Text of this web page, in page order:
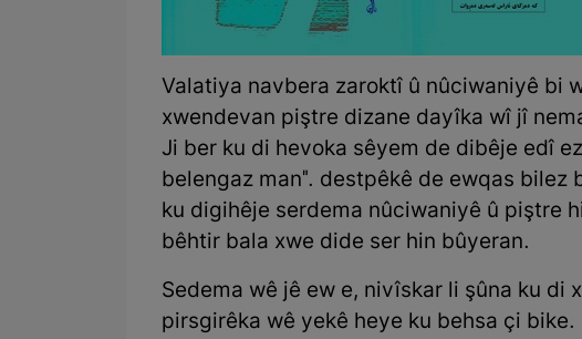
Valatiya navbera zaroktî û nûciwaniyê bi
xwendevan piştre dizane dayîka wî jî
Ji ber ku di hevoka sêyem de dibêje edî
belengaz man". destpêkê de ewqas bilez
ku digihêje serdema nûciwaniyê û piştre
bêhtir bala xwe dide ser hin bûyeran.
Sedema wê jê ew e, nivîskar li şûna ku di
pirsgirêka wê yekê heye ku behsa çi bike.